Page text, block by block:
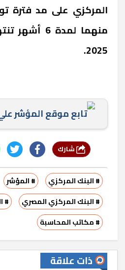
المركزي على مد فترة
2025.
تابع موقع المؤشر
# البنك المركزي
# المؤشر
# البنك المركزي المصري
#
# مكاتب المحاسبة
ذات علاقة